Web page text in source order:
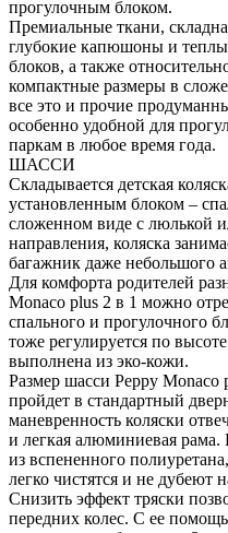
прогулочным блоком.
Премиальные ткани,
глубокие капюшоны и
блоков, а также
компактные размеры в
все это и прочие
особенно удобной для
паркам в любое время года.
ШАССИ
Складывается детская
установленным блоком –
сложенном виде с люлькой
направления, коляска
багажник даже небольшого
Для комфорта родителей
Monaco plus 2 в 1 можно
спального и прогулочного
тоже регулируется по
выполнена из эко-кожи.
Размер шасси Peppy Monaco
пройдет в стандартный
маневренность коляски
и легкая алюминиевая
из вспененного
легко чистятся и не дубеют
Снизить эффект тряски
передних колес. С ее